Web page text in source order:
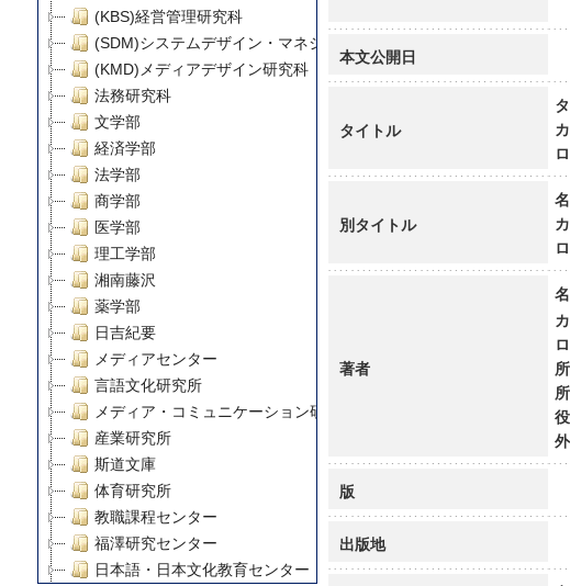
(KBS)経営管理研究科
(SDM)システムデザイン・マネジメント研究科
(KMD)メディアデザイン研究科
法務研究科
文学部
経済学部
法学部
商学部
医学部
理工学部
湘南藤沢
薬学部
日吉紀要
メディアセンター
言語文化研究所
メディア・コミュニケーション研究所
産業研究所
斯道文庫
体育研究所
教職課程センター
福澤研究センター
日本語・日本文化教育センター
本文公開日
タイトル
別タイトル
著者
版
出版地